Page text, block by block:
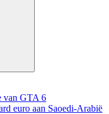
van GTA 6
euro aan Saoedi-Arabië